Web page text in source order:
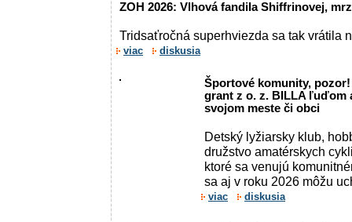
ZOH 2026: Vlhová fandila Shiffrinovej,
Tridsaťročná superhviezda sa tak vrátila
viac diskusia
Športové komunity,
grant z o. z. BILLA ľuďom
svojom meste či obci
Detský lyžiarsky klub,
družstvo amatérskych
ktoré sa venujú
sa aj v roku 2026 môžu
viac diskusia